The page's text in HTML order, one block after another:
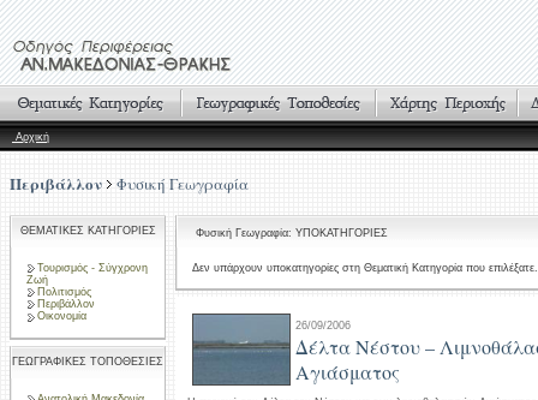
Αρχική
Περιβάλλον Φυσική Γεωγραφία
ΘΕΜΑΤΙΚΕΣ ΚΑΤΗΓΟΡΙΕΣ
Τουρισμός - Σύγχρονη
Ζωή
Πολιτισμός
Περιβάλλον
Οικονομία
ΓΕΩΓΡΑΦΙΚΕΣ ΤΟΠΟΘΕΣΙΕΣ
Φυσική Γεωγραφία: ΥΠΟΚΑΤΗΓΟΡΙΕΣ
Δεν υπάρχουν υποκατηγορίες στη Θεματική Κατηγορία που επιλέξατε.
26/09/2006
Δέλτα Νέστου –
Αγιάσματος